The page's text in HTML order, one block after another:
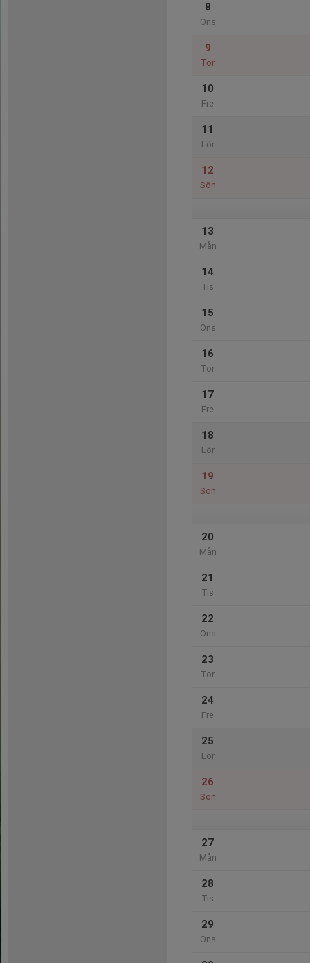
8
Ons
9
Tor
10
Fre
11
Lör
12
Sön
13
Mån
14
Tis
15
Ons
16
Tor
17
Fre
18
Lör
19
Sön
20
Mån
21
Tis
22
Ons
23
Tor
24
Fre
25
Lör
26
Sön
27
Mån
28
Tis
29
Ons